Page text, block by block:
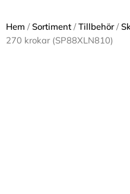
Hem /Sortiment /Tillbehör/
270 krokar (SP88XLN810)